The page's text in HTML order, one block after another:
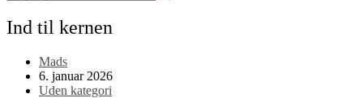
Ind til kernen
Post
author:
Mads
Post
published:
6. januar 2026
Post
Uden kategori